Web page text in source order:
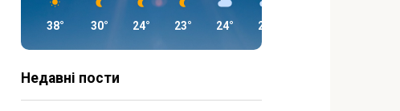
38° 30° 24° 23° 24° 29°
Недавні пости